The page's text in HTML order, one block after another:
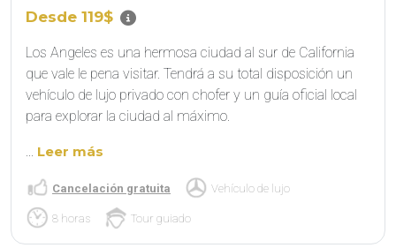
Desde 119$
Los Angeles es una hermosa ciudad al sur de California
que vale le pena visitar. Tendrá a su total disposición un
vehículo de lujo privado con chofer y un guía oficial local
para explorar la ciudad al máximo.
... Leer más
Cancelación gratuita Vehículo de lujo
8 horas Tour guiado